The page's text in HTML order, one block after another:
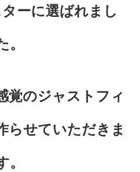
ーに選ばれまし
。
覚のジャストフィ
らせていただきま
。